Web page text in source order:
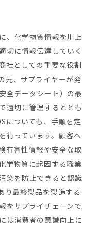
、化学物質情報を川上
切に情報伝達していく
社としての重要な役割
元、サプライヤーが発
全データシート）の最
適切に管理するととも
についても、手順を定
行っています。顧客へ
有害性情報や安全な取
学物質に起因する職業
染を防止できると認識
り最終製品を製造する
をサプライチェーンで
は消費者の意識向上に